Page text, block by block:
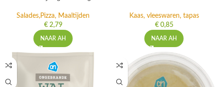
Salades,Pizza, Maaltijden
€2,79
NAAR AH
Kaas, vleeswaren, tapas
€0,85
NAAR AH